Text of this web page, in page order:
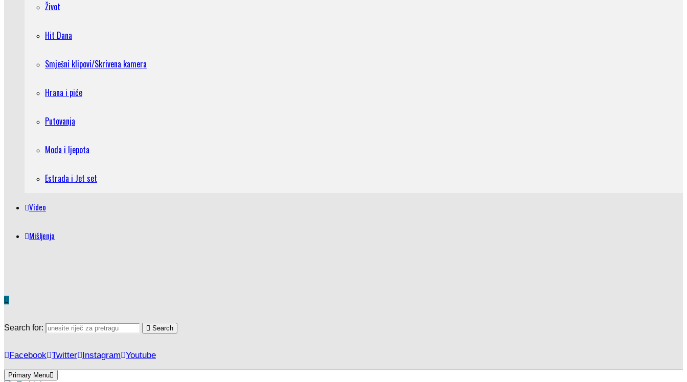
Život
Hit Dana
Smješni klipovi/Skrivena kamera
Hrana i piće
Putovanja
Moda i ljepota
Estrada i Jet set
Video
Mišljenja
Search for: Search
Facebook Twitter Instagram Youtube
Primary Menu